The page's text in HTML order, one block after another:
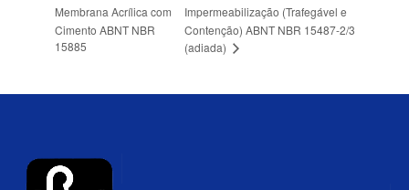
Membrana Acrílica com
Cimento ABNT NBR
15885
Impermeabilização (Trafegável e
Contenção) ABNT NBR 15487-2/3
(adiada)